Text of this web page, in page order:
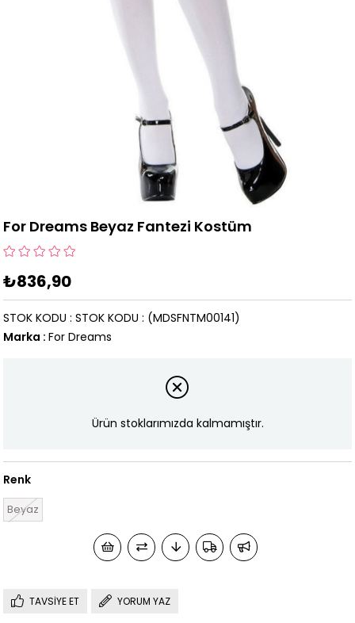
For Dreams Beyaz Fantezi Kostüm
₺836,90
(MDSFNTM00141)
STOK KODU
STOK KODU
Marka : For Dreams
Ürün stoklarımızda kalmamıştır.
Renk
Beyaz
TAVSIYE ET YORUM YAZ